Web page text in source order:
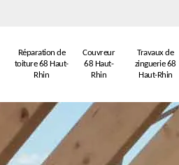
Réparation de
toiture 68 Haut-
Rhin
Couvreur
68 Haut-
Rhin
Travaux de
zinguerie 68
Haut-Rhin